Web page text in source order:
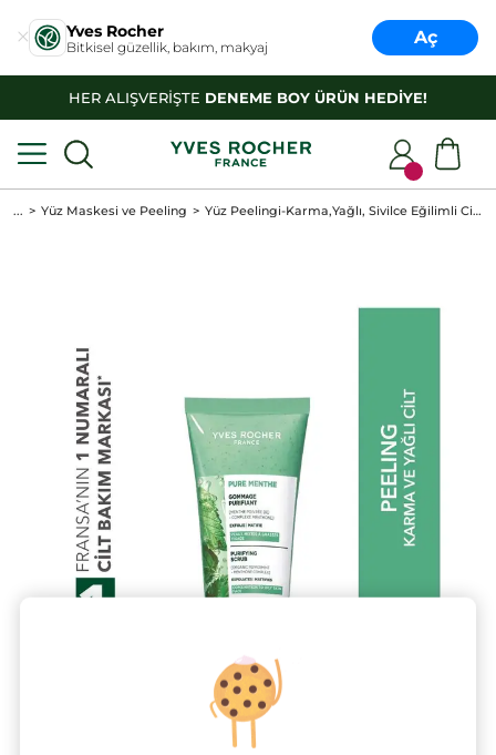
Yves Rocher
Bitkisel güzellik, bakım, makyaj Aç
HER ALIŞVERİŞTE DENEME BOY ÜRÜN HEDİYE!
... Yüz Maskesi ve Peeling Yüz Peelingi-Karma,Yağlı, Sivilce Eğilimli Cilt-Pure Menthe Arındırıcı Botanik Kompleks